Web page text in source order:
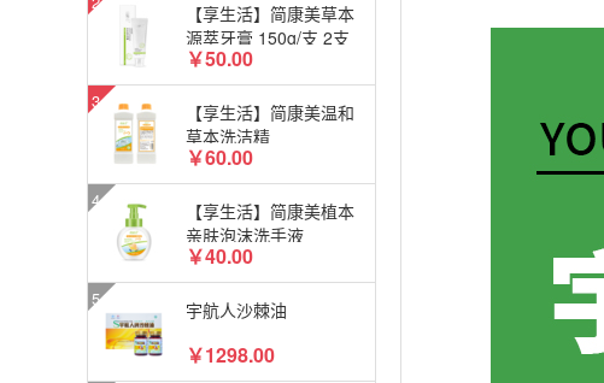
【享生活】简康美草本
源萃牙膏 150g/支 2支
装
￥50.00
【享生活】简康美温和
草本洗洁精
￥60.00
【享生活】简康美植本
亲肤泡沫洗手液
￥40.00
宇航人沙棘油
￥1298.00